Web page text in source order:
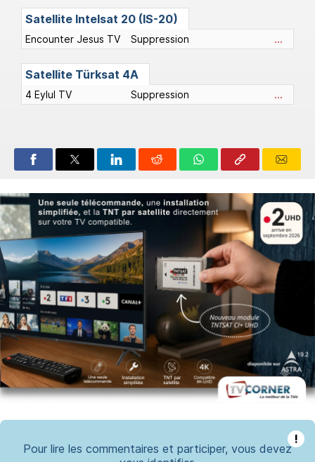
Satellite Intelsat 20 (IS-20)
Encounter Jesus TV Suppression ...
Satellite Türksat 4A
4 Eylul TV Suppression ...
!
Pour lire les commentaires et participer, vous devez